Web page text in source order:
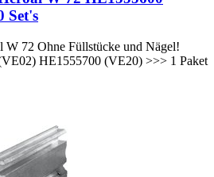
Set's
W 72 Ohne Füllstücke und Nägel!
HE1555700 (VE20) >>> 1 Paket